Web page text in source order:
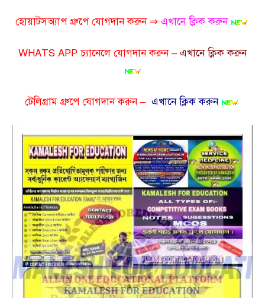
হোয়াটসঅ্যাপ গ্রুপে যোগদান করুন ⇒ এখানে ক্লিক করুন
WHATS APP চ্যানেলে যোগদান করুন –এখানে ক্লিক করুন
টেলিগ্রাম গ্রুপে যোগদান করুন – এখানে ক্লিক করুন